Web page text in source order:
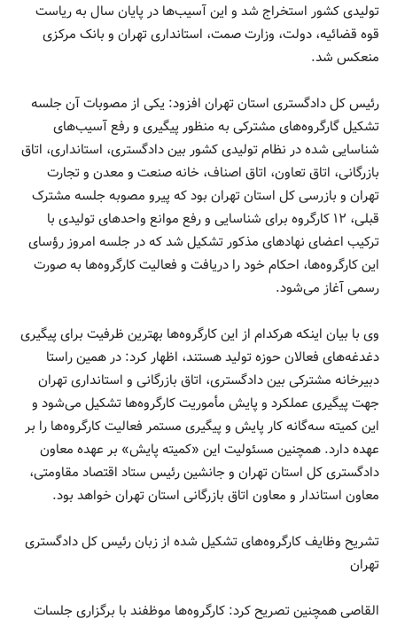
تولیدی کشور استخراج شد و این آسیب‌ها در پایان سال به ریاست
قوه قضائیه، دولت، وزارت صمت، استانداری تهران و بانک مرکزی
منعکس شد.
رئیس کل دادگستری استان تهران افزود: یکی از مصوبات آن جلسه
تشکیل گارگروه‌های مشترکی به منظور پیگیری و رفع آسیب‌های
شناسایی شده در نظام تولیدی کشور بین دادگستری، استانداری، اتاق
بازرگانی، اتاق تعاون، اتاق اصناف، خانه صنعت و معدن و تجارت
تهران و بازرسی کل استان تهران بود که پیرو مصوبه جلسه مشترک
قبلی، ۱۲ کارگروه برای شناسایی و رفع موانع واحدهای تولیدی با
ترکیب اعضای نهادهای مذکور تشکیل شد که در جلسه امروز رؤسای
این کارگروه‌ها، احکام خود را دریافت و فعالیت کارگروه‌ها به صورت
رسمی آغاز می‌شود.
وی با بیان اینکه هرکدام از این کارگروه‌ها بهترین ظرفیت برای پیگیری
دغدغه‌های فعالان حوزه تولید هستند، اظهار کرد: در همین راستا
دبیرخانه مشترکی بین دادگستری، اتاق بازرگانی و استانداری تهران
جهت پیگیری عملکرد و پایش مأموریت کارگروه‌ها تشکیل می‌شود و
این کمیته سه‌گانه کار پایش و پیگیری مستمر فعالیت کارگروه‌ها را بر
عهده دارد. همچنین مسئولیت این «کمیته پایش» بر عهده معاون
دادگستری کل استان تهران و جانشین رئیس ستاد اقتصاد مقاومتی،
معاون استاندار و معاون اتاق بازرگانی استان تهران خواهد بود.
تشریح وظایف کارگروه‌های تشکیل شده از زبان رئیس کل دادگستری
تهران
القاصی همچنین تصریح کرد: کارگروه‌ها موظفند با برگزاری جلسات